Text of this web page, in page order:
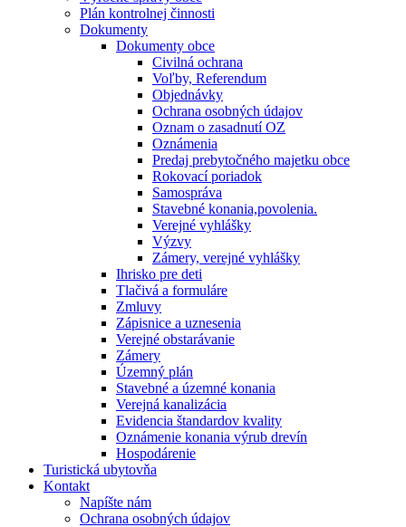
Plán kontrolnej činnosti
Dokumenty
Dokumenty obce
Civilná ochrana
Voľby, Referendum
Objednávky
Ochrana osobných údajov
Oznam o zasadnutí OZ
Oznámenia
Predaj prebytočného majetku obce
Rokovací poriadok
Samospráva
Stavebné konania,povolenia.
Verejné vyhlášky
Výzvy
Zámery, verejné vyhlášky
Ihrisko pre deti
Tlačivá a formuláre
Zmluvy
Zápisnice a uznesenia
Verejné obstarávanie
Zámery
Územný plán
Stavebné a územné konania
Verejná kanalizácia
Evidencia štandardov kvality
Oznámenie konania výrub drevín
Hospodárenie
Turistická ubytovňa
Kontakt
Napíšte nám
Ochrana osobných údajov